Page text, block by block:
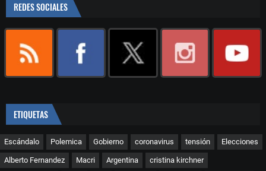
REDES SOCIALES
ETIQUETAS
Escándalo Polemica Gobierno coronavirus tensión Elecciones
Alberto Fernandez Macri Argentina cristina kirchner